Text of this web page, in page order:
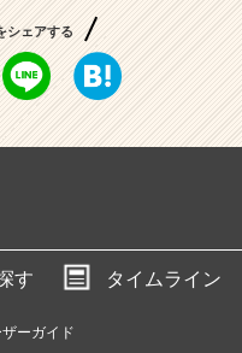
シェアする
す タイムライン
ーガイド